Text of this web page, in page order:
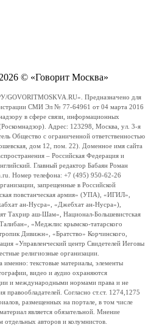
© «Говорит Москва»
Предназначено для
СМИ Эл № 77-64961 от 04 марта 2016
в сфере связи, информационных
Адрес: 123298, Москва, ул. 3-я
Общество с ограниченной ответственностью
дом 12, пом. 22). Доменное имя сайта
– Российская Федерация и
Главный редактор Бабаян Роман
Номер телефона: +7 (495) 950-62-26
запрещенные в Российской
повстанческая армия» (УПА), «ИГИЛ»,
ан-Нусра», «Джебхат ан-Нусра»),
Тахрир аш-Шам», Национал-Большевистская
«Меджлис крымско-татарского
Дивижн», «Братство» Корчинского,
«Управленческий центр Свидетелей Иеговы
религиозные организации.
текстовые материалы, элементы
видео и аудио охраняются
и международными нормами права и не
правообладателей. Согласно ст.ст. 1274,1275
размещенных на портале, в том числе
является обязательной. Мнение
авторов и колумнистов.